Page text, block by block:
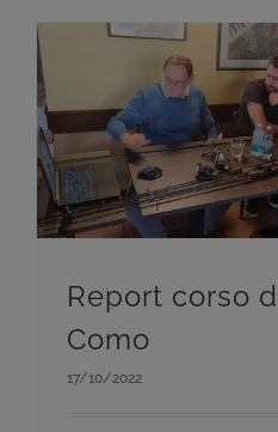
Report corso
Como
17/10/2022